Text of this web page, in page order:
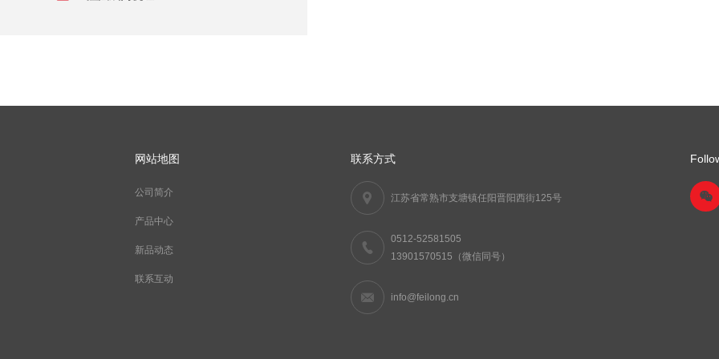
网站地图
公司简介
产品中心
新品动态
联系互动
联系方式
江苏省常熟市支塘镇任阳晋阳西街125号
0512-52581505
13901570515（微信同号）
info@feilong.cn